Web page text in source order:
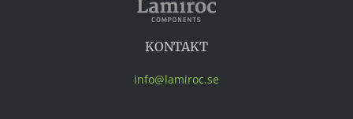
KONTAKT
info@lamiroc.se